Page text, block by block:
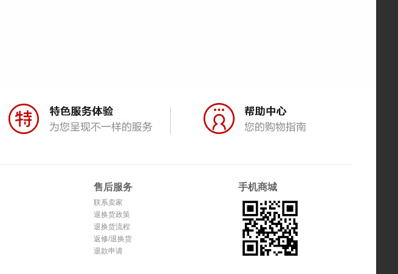
售后服务
联系卖家
退换货政策
退换货流程
返修/退换货
退款申请
手机商城